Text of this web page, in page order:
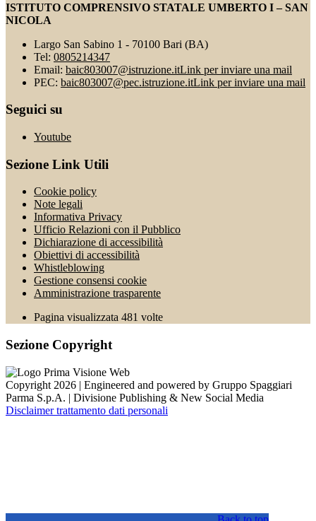
ISTITUTO COMPRENSIVO STATALE UMBERTO I – SAN
NICOLA
Largo San Sabino 1 - 70100 Bari (BA)
Tel: 0805214347
Email: baic803007@istruzione.itLink per inviare una mail
PEC: baic803007@pec.istruzione.itLink per inviare una mail
Seguici su
Youtube
Sezione Link Utili
Cookie policy
Note legali
Informativa Privacy
Ufficio Relazioni con il Pubblico
Dichiarazione di accessibilità
Obiettivi di accessibilità
Whistleblowing
Gestione consensi cookie
Amministrazione trasparente
Pagina visualizzata 481 volte
Sezione Copyright
Copyright 2026 | Engineered and powered by Gruppo Spaggiari
Parma S.p.A. | Divisione Publishing & New Social Media
Disclaimer trattamento dati personali